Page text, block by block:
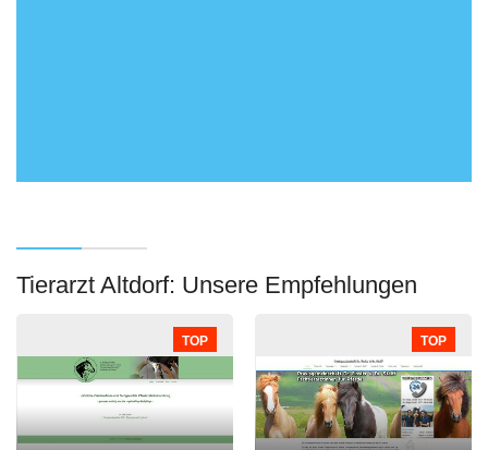
Tierarzt Altdorf: Unsere Empfehlungen
TOP TOP